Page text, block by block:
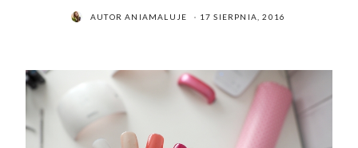
AUTORANIAMALUJE
POSTED
17 SIERPNIA, 2016